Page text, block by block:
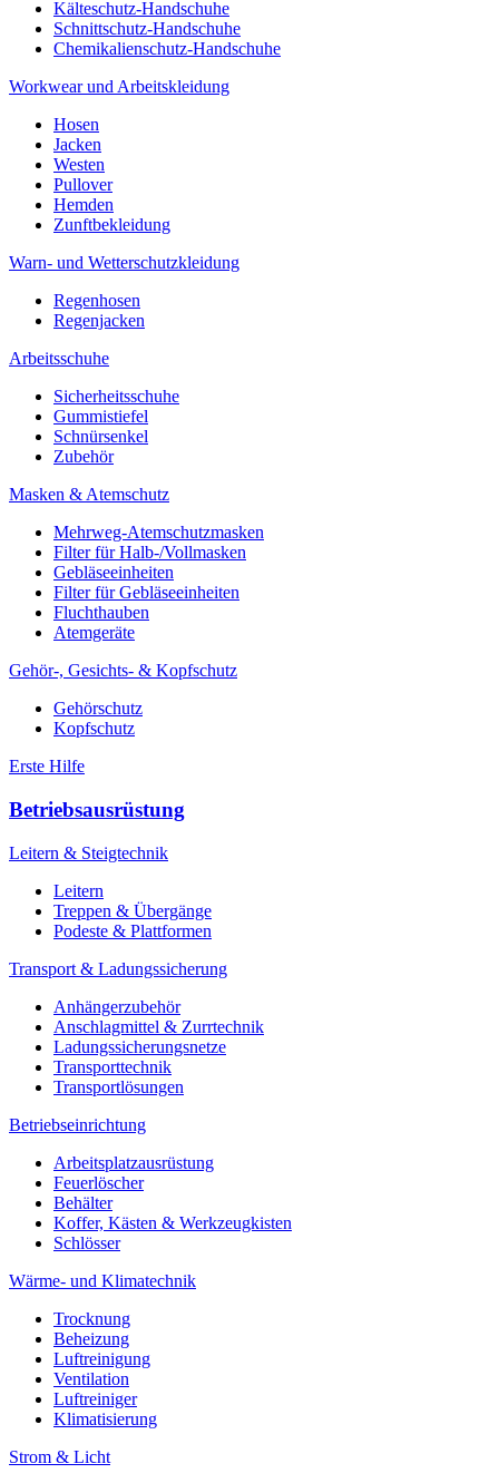
Kälteschutz-Handschuhe
Schnittschutz-Handschuhe
Chemikalienschutz-Handschuhe
Workwear und Arbeitskleidung
Hosen
Jacken
Westen
Pullover
Hemden
Zunftbekleidung
Warn- und Wetterschutzkleidung
Regenhosen
Regenjacken
Arbeitsschuhe
Sicherheitsschuhe
Gummistiefel
Schnürsenkel
Zubehör
Masken & Atemschutz
Mehrweg-Atemschutzmasken
Filter für Halb-/Vollmasken
Gebläseeinheiten
Filter für Gebläseeinheiten
Fluchthauben
Atemgeräte
Gehör-, Gesichts- & Kopfschutz
Gehörschutz
Kopfschutz
Erste Hilfe
Betriebsausrüstung
Leitern & Steigtechnik
Leitern
Treppen & Übergänge
Podeste & Plattformen
Transport & Ladungssicherung
Anhängerzubehör
Anschlagmittel & Zurrtechnik
Ladungssicherungsnetze
Transporttechnik
Transportlösungen
Betriebseinrichtung
Arbeitsplatzausrüstung
Feuerlöscher
Behälter
Koffer, Kästen & Werkzeugkisten
Schlösser
Wärme- und Klimatechnik
Trocknung
Beheizung
Luftreinigung
Ventilation
Luftreiniger
Klimatisierung
Strom & Licht